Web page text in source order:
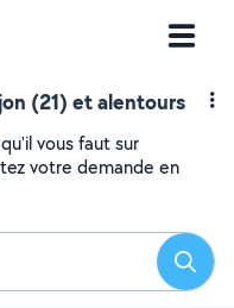
(21) et alentours
vous faut sur
votre demande en